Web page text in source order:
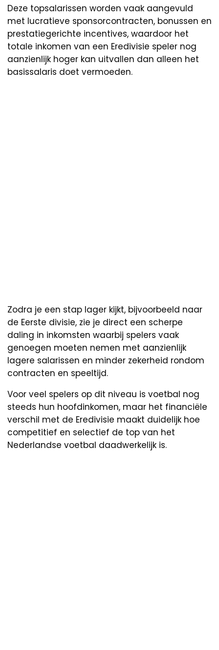
Deze topsalarissen worden vaak aangevuld
met lucratieve sponsorcontracten, bonussen en
prestatiegerichte incentives, waardoor het
totale inkomen van een Eredivisie speler nog
aanzienlijk hoger kan uitvallen dan alleen het
basissalaris doet vermoeden.
Zodra je een stap lager kijkt, bijvoorbeeld naar
de Eerste divisie, zie je direct een scherpe
daling in inkomsten waarbij spelers vaak
genoegen moeten nemen met aanzienlijk
lagere salarissen en minder zekerheid rondom
contracten en speeltijd.
Voor veel spelers op dit niveau is voetbal nog
steeds hun hoofdinkomen, maar het financiële
verschil met de Eredivisie maakt duidelijk hoe
competitief en selectief de top van het
Nederlandse voetbal daadwerkelijk is.